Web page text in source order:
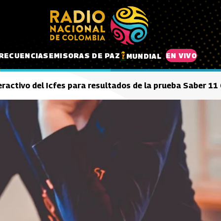
EMISORAS DE PAZ MUNDIAL EN VIVO
del Icfes para resultados de la prueba Saber 11